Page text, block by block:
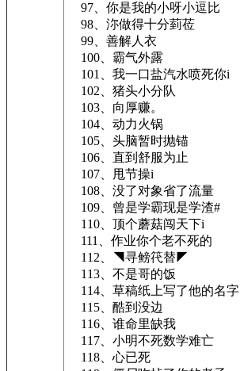
97、你是我的小呀小逗比
98、沵做得十分菿莅
99、善解人衣
100、霸气外露
101、我一口盐汽水喷死你i
102、猪头小分队
103、向厚赚。
104、动力火锅
105、头脑暂时抛锚
106、直到舒服为止
107、甩节操i
108、没了对象省了流量
109、曾是学霸现是学渣#
110、顶个蘑菇闯天下i
111、作业你个老不死的
112、◥寻鳑笩替◤
113、不是哥的饭
114、草稿纸上写了他的名字
115、酷到没边
116、谁命里缺我
117、小明不死数学难亡
118、心已死